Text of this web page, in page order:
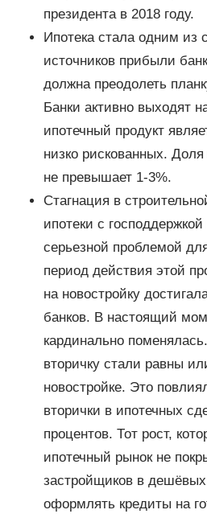
президента в 2018 году.
Ипотека стала одним из
источников прибыли
должна преодолеть
Банки активно выходят
ипотечный продукт
низко рискованных.
не превышает 1-3%.
Стагнация в
ипотеки с
серьезной проблемой
период действия этой
на новостройку
банков. В настоящий
кардинально
вторичку стали равны
новостройке. Это
вторички в ипотечных
процентов. Тот рост,
ипотечный рынок не
застройщиков в
оформлять кредиты на